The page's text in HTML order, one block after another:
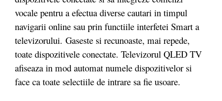
vocale pentru a efectua diverse cautari in timpul
navigarii online sau prin functiile interfetei Smart a
televizorului. Gaseste si recunoaste, mai repede,
toate dispozitivele conectate. Televizorul QLED TV
afiseaza in mod automat numele dispozitivelor si
face ca toate selectiile de intrare sa fie usoare.